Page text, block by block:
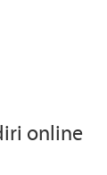
online